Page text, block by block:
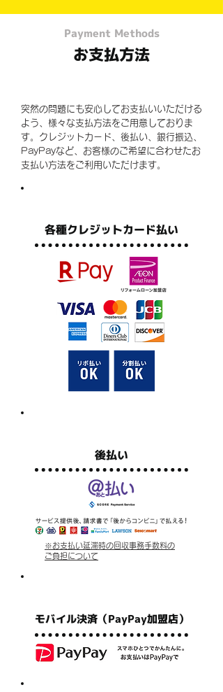
Payment Methods
お支払方法
突然の問題にも安心してお支払いいただける
よう、様々な支払方法をご用意しておりま
す。クレジットカード、後払い、銀行振込、
PayPayなど、お客様のご希望に合わせたお
支払い方法をご利用いただけます。
各種クレジットカード払い
後払い
※お支払い延滞時の回収事務手数料の
ご負担について
モバイル決済（PayPay加盟店）